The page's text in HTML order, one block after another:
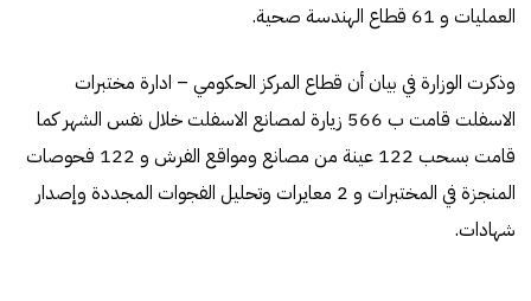
العمليات و 61 قطاع الهندسة صحية.
وذكرت الوزارة في بيان أن قطاع المركز الحكومي – ادارة مختبرات
الاسفلت قامت ب 566 زيارة لمصانع الاسفلت خلال نفس الشهر كما
قامت بسحب 122 عينة من مصانع ومواقع الفرش و 122 فحوصات
المنجزة في المختبرات و 2 معايرات وتحليل الفجوات المجددة وإصدار
شهادات.